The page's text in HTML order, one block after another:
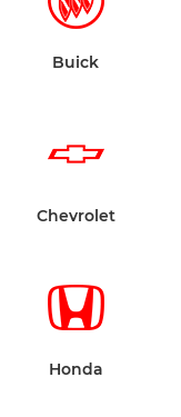
Buick
Chevrolet
Honda